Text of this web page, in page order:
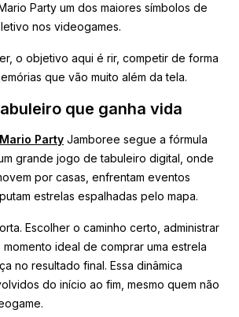
Party um dos maiores símbolos de
nos videogames.
o objetivo aqui é rir, competir de forma
que vão muito além da tela.
que ganha vida
Party Jamboree segue a fórmula
grande jogo de tabuleiro digital, onde
por casas, enfrentam eventos
estrelas espalhadas pelo mapa.
Escolher o caminho certo, administrar
ideal de comprar uma estrela
no resultado final. Essa dinâmica
do início ao fim, mesmo quem não